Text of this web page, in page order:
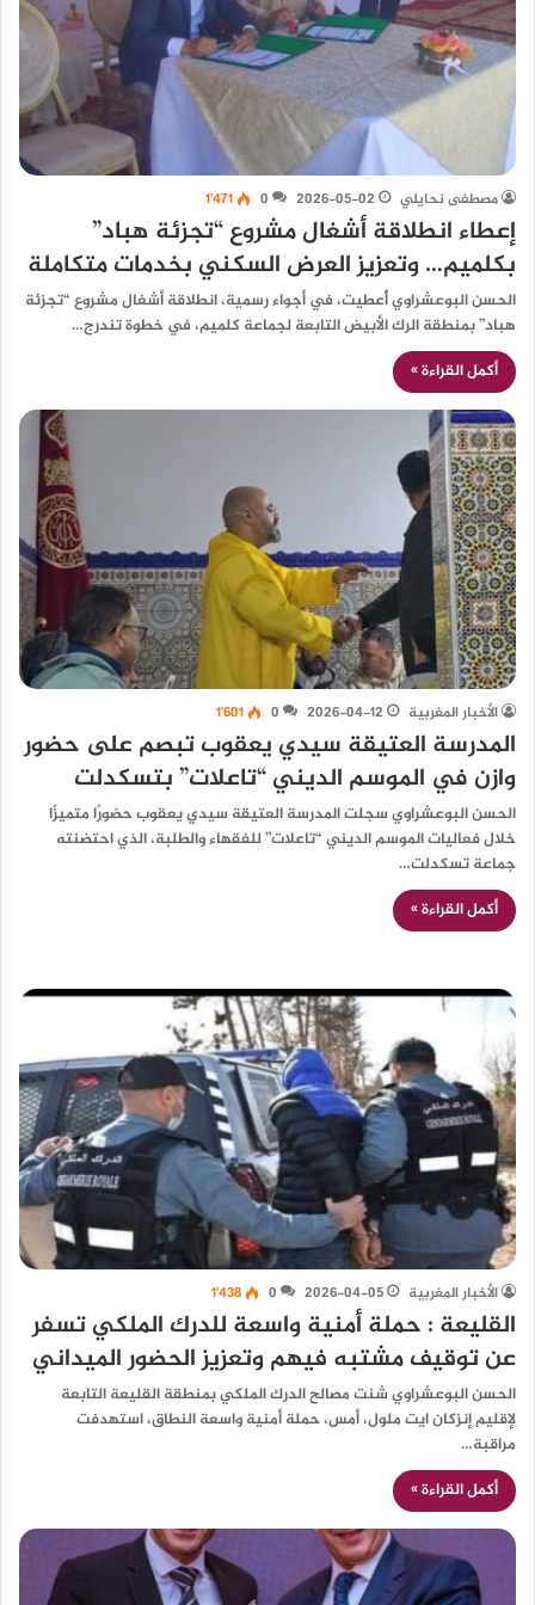
مصطفى نحايلي 2026-05-02
0 1٬471
إعطاء انطلاقة أشغال مشروع “تجزئة هباد”
بكلميم… وتعزيز العرض السكني بخدمات متكاملة
الحسن البوعشراوي أُعطيت، في أجواء رسمية، انطلاقة أشغال مشروع “تجزئة
هباد” بمنطقة الرك الأبيض التابعة لجماعة كلميم، في خطوة تندرج…
أكمل القراءة »
الأخبار المغربية 2026-04-12
0 1٬601
المدرسة العتيقة سيدي يعقوب تبصم على حضور
وازن في الموسم الديني “تاعلات” بتسكدلت
الحسن البوعشراوي سجلت المدرسة العتيقة سيدي يعقوب حضورًا متميزًا
خلال فعاليات الموسم الديني “تاعلات” للفقهاء والطلبة، الذي احتضنته
جماعة تسكدلت…
أكمل القراءة »
الأخبار المغربية 2026-04-05
0 1٬438
القليعة : حملة أمنية واسعة للدرك الملكي تسفر
عن توقيف مشتبه فيهم وتعزيز الحضور الميداني
الحسن البوعشراوي شنت مصالح الدرك الملكي بمنطقة القليعة التابعة
لإقليم إنزكان ايت ملول، أمس، حملة أمنية واسعة النطاق، استهدفت
مراقبة…
أكمل القراءة »